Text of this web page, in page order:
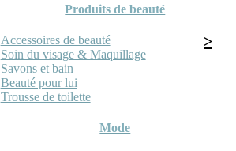
Produits de beauté
Accessoires de beauté
Soin du visage & Maquillage
Savons et bain
Beauté pour lui
Trousse de toilette
Mode